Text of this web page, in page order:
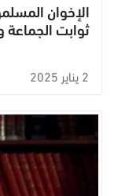
الإخوان
ثوابت
2 يناير 2025